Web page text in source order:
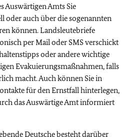
Auswärtigen Amts Sie
auch über die sogenannten
können. Landsleutebriefe
per Mail oder SMS verschickt
oder andere wichtige
Evakuierungsmaßnahmen, falls
macht. Auch können Sie in
für den Ernstfall hinterlegen,
das Auswärtige Amt informiert
Deutsche besteht darüber